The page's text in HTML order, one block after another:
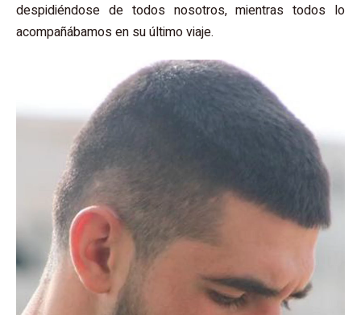
despidiéndose de todos nosotros, mientras todos lo
acompañábamos en su último viaje.